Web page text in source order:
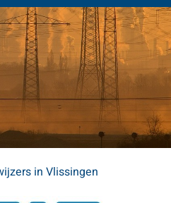
in Vlissingen